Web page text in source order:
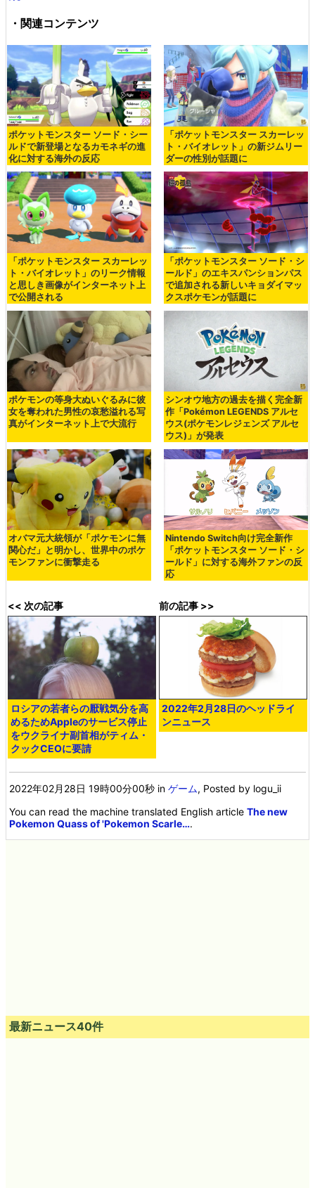
・関連コンテンツ
ポケットモンスター ソード・シー
ルドで新登場となるカモネギの進
化に対する海外の反応
「ポケットモンスター スカーレッ
ト・バイオレット」の新ジムリー
ダーの性別が話題に
「ポケットモンスター スカーレッ
ト・バイオレット」のリーク情報
と思しき画像がインターネット上
で公開される
「ポケットモンスター ソード・シ
ールド」のエキスパンションパス
で追加される新しいキョダイマッ
クスポケモンが話題に
ポケモンの等身大ぬいぐるみに彼
女を奪われた男性の哀愁溢れる写
真がインターネット上で大流行
シンオウ地方の過去を描く完全新
作「Pokémon LEGENDS アルセ
ウス(ポケモンレジェンズ アルセ
ウス)」が発表
オバマ元大統領が「ポケモンに無
関心だ」と明かし、世界中のポケ
モンファンに衝撃走る
Nintendo Switch向け完全新作
「ポケットモンスター ソード・シ
ールド」に対する海外ファンの反
応
<< 次の記事
ロシアの若者らの厭戦気分を高
めるためAppleのサービス停止
をウクライナ副首相がティム・
クックCEOに要請
前の記事 >>
2022年2月28日のヘッドライ
ンニュース
2022年02月28日 19時00分00秒 inゲーム, Posted by logu_ii
You can read the machine translated English articleThe new
Pokemon Quass of 'Pokemon Scarle….
最新ニュース40件